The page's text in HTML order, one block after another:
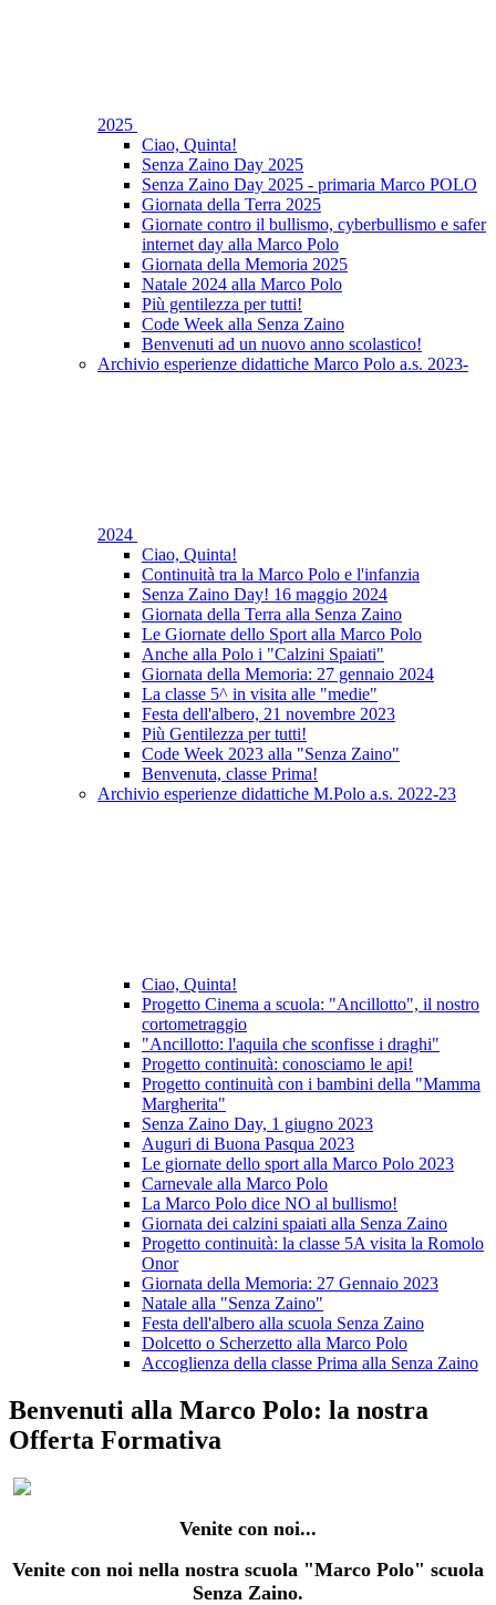
2025
Ciao, Quinta!
Senza Zaino Day 2025
Senza Zaino Day 2025 - primaria Marco POLO
Giornata della Terra 2025
Giornate contro il bullismo, cyberbullismo e safer
internet day alla Marco Polo
Giornata della Memoria 2025
Natale 2024 alla Marco Polo
Più gentilezza per tutti!
Code Week alla Senza Zaino
Benvenuti ad un nuovo anno scolastico!
Archivio esperienze didattiche Marco Polo a.s. 2023-
2024
Ciao, Quinta!
Continuità tra la Marco Polo e l'infanzia
Senza Zaino Day! 16 maggio 2024
Giornata della Terra alla Senza Zaino
Le Giornate dello Sport alla Marco Polo
Anche alla Polo i "Calzini Spaiati"
Giornata della Memoria: 27 gennaio 2024
La classe 5^ in visita alle "medie"
Festa dell'albero, 21 novembre 2023
Più Gentilezza per tutti!
Code Week 2023 alla "Senza Zaino"
Benvenuta, classe Prima!
Archivio esperienze didattiche M.Polo a.s. 2022-23
Ciao, Quinta!
Progetto Cinema a scuola: "Ancillotto", il nostro
cortometraggio
"Ancillotto: l'aquila che sconfisse i draghi"
Progetto continuità: conosciamo le api!
Progetto continuità con i bambini della "Mamma
Margherita"
Senza Zaino Day, 1 giugno 2023
Auguri di Buona Pasqua 2023
Le giornate dello sport alla Marco Polo 2023
Carnevale alla Marco Polo
La Marco Polo dice NO al bullismo!
Giornata dei calzini spaiati alla Senza Zaino
Progetto continuità: la classe 5A visita la Romolo
Onor
Giornata della Memoria: 27 Gennaio 2023
Natale alla "Senza Zaino"
Festa dell'albero alla scuola Senza Zaino
Dolcetto o Scherzetto alla Marco Polo
Accoglienza della classe Prima alla Senza Zaino
Benvenuti alla Marco Polo: la nostra
Offerta Formativa
Venite con noi...
Venite con noi nella nostra scuola "Marco Polo" scuola
Senza Zaino.